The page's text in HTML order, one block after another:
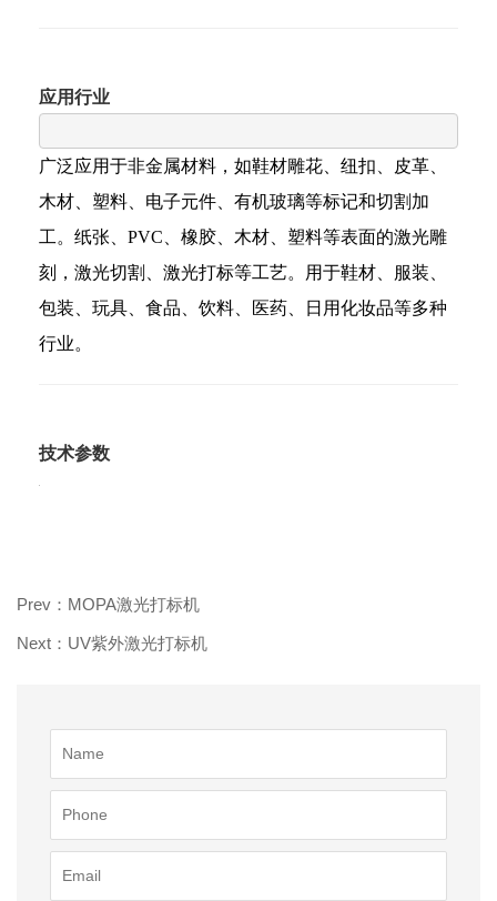
应用行业
广泛应用于非金属材料，如鞋材雕花、纽扣、皮革、
木材、塑料、电子元件、有机玻璃等标记和切割加
工。纸张、PVC、橡胶、木材、塑料等表面的激光雕
刻，激光切割、激光打标等工艺。用于鞋材、服装、
包装、玩具、食品、饮料、医药、日用化妆品等多种
行业。
技术参数
Prev：MOPA激光打标机
Next：UV紫外激光打标机